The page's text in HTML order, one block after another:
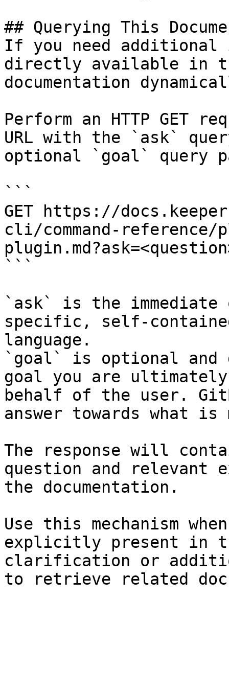
## Querying This
If you need
directly available in
documentation
Perform an HTTP GET
URL with the `ask`
optional `goal` query
```
GET https://
cli/command-reference/
```
`ask` is the
specific, self-
language.
`goal` is optional and
goal you are
behalf of the user.
answer towards what
The response will
question and relevant
the documentation.
Use this mechanism
explicitly present in
clarification or